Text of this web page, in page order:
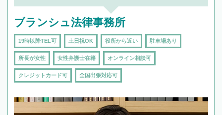
ブランシュ法律事務所
19時以降TEL可 土日祝OK 役所から近い 駐車場あり
所長が女性 女性弁護士在籍 オンライン相談可
クレジットカード可 全国出張対応可